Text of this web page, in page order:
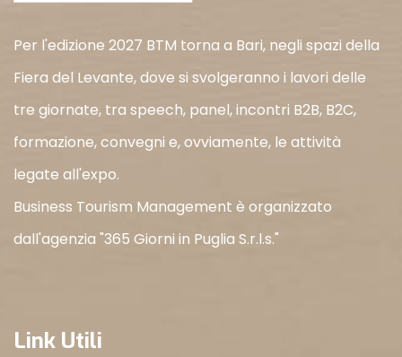
Per l'edizione 2027 BTM torna a Bari, negli spazi della
Fiera del Levante, dove si svolgeranno i lavori delle
tre giornate, tra speech, panel, incontri B2B, B2C,
formazione, convegni e, ovviamente, le attività
legate all'expo.
Business Tourism Management è organizzato
dall'agenzia "365 Giorni in Puglia S.r.l.s."
Link Utili